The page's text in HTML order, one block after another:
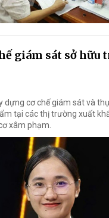
giám sát sở hữu
dựng cơ chế giám sát và
tại các thị trường xuất
xâm phạm.